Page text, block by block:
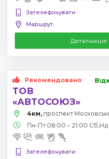
Зателефонувати
Маршрут
Детальніше
Рекомендовано
ТОВ
«АВТОСОЮЗ»
4км, проспект
Пн-Пт 08:00 – 21:00
Зателефонувати